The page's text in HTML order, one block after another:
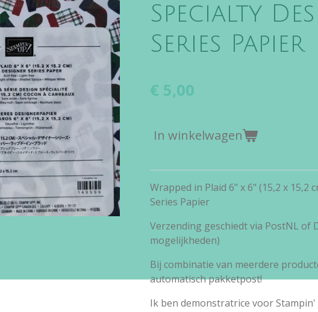
Specialty
Series Papier
€ 5,00
In winkelwagen
Wrapped in Plaid 6" x 6" (15,2 x 15,2
Series Papier
Verzending geschiedt via PostNL of
mogelijkheden)
Bij combinatie van meerdere
automatisch pakketpost!
Ik ben demonstratrice voor Stampin'